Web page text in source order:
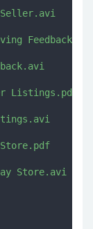
Listings.pdf
Store.avi